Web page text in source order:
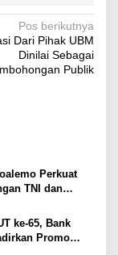
Pos berikutnya
Dari Pihak UBM
Dinilai Sebagai
Publik
Perkuat
TNI dan
ke-65, Bank
Promo